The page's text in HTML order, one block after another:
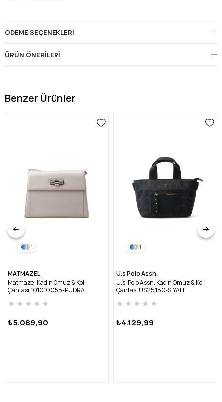
ÖDEME SEÇENEKLERI
ÜRÜN ÖNERILERI
Benzer Ürünler
1
MATMAZEL
Matmazel Kadın Omuz & Kol
Çantası 101010055-PUDRA
★ ★ ★ ★ ★
₺5.089,90
1
U.s Polo Assn.
U.s. Polo Assn. Kadın Omuz & Kol
Çantası US25150-SİYAH
★ ★ ★ ★ ★
₺4.129,99